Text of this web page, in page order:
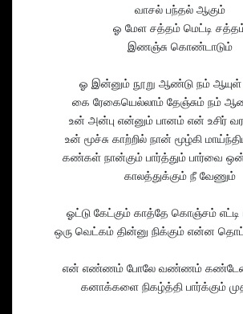
வாசல் பந்தல் ஆகும்
ஓ மேள சத்தம் மெட்டி
இணஞ்சு கொண்டாடும்
ஓ இன்னும் நூறு ஆண்டு நம்
கை ரேகையெல்லாம் தேஞ்சும் நம்
உன் அன்பு என்னும் பானம் என் உசிர்
உன் மூச்சு காற்றில் நான் மூழ்கி
கண்கள் நான்கும் பார்த்தும் பார்வை
காலத்துக்கும் நீ வேணும்
ஓட்டு கேட்கும் காத்தே கொஞ்சம் எட்டி
ஒரு வெட்கம் தின்னு நிக்கும் என்ன
என் எண்ணம் போலே வண்ணம்
கனாக்களை நிகழ்த்தி பார்க்கும்